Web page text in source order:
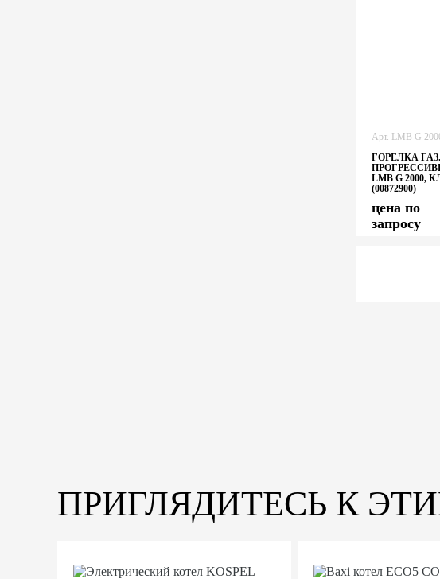
Арт. LMB G
ГОРЕЛКА
LMB G 2000,
(00872900)
цена по
запросу
ПРИГЛЯДИТЕСЬ К